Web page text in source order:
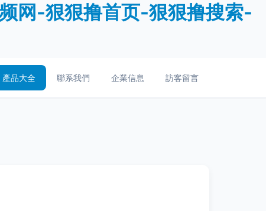
网-狠狠撸首页-狠狠撸搜索-
產品大全 聯系我們 企業信息 訪客留言